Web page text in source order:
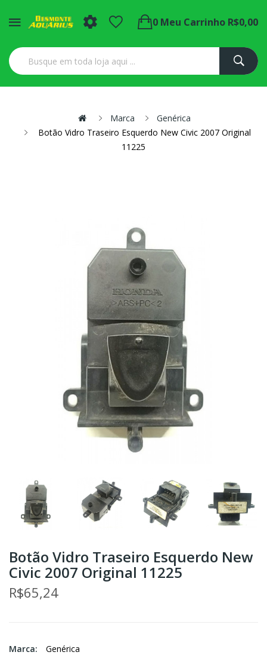
0 Meu Carrinho R$0,00
Marca
Genérica
Botão Vidro Traseiro Esquerdo New Civic 2007 Original
11225
Botão Vidro Traseiro Esquerdo New
Civic 2007 Original 11225
R$65,24
Marca:
Genérica